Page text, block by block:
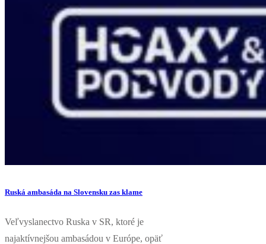
Ruská ambasáda na Slovensku zas klame
Veľvyslanectvo Ruska v SR, ktoré je
najaktívnejšou ambasádou v Európe, opäť